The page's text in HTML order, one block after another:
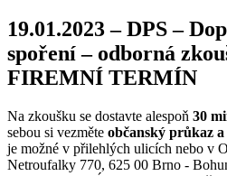
19.01.2023 – DPS –
spoření – odborná
FIREMNÍ TERMÍN
Na zkoušku se dostavte alespoň 30
sebou si vezměte občanský průkaz
je možné v přilehlých ulicích nebo v
Netroufalky 770, 625 00 Brno -